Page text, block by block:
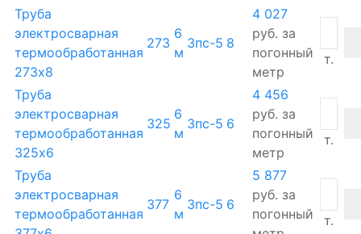
Труба
электросварная
термообработанная
273х8
273
6
м
3пс-5 8
4 027
руб. за
погонный
метр
т.
Труба
электросварная
термообработанная
325х6
325
6
м
3пс-5 6
4 456
руб. за
погонный
метр
т.
Труба
электросварная
термообработанная
377
6
м
3пс-5 6
5 877
руб. за
погонный
т.